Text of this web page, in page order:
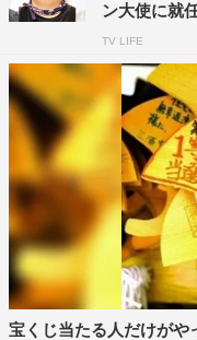
ン大使に就
TV LIFE
宝くじ当たる人だけがや